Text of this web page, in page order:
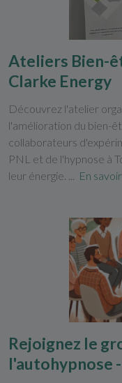
Ateliers Bien-
Clarke Energy
Découvrez l'atelier
l'amélioration du bien-
collaborateurs
PNL et de l'hypnose à
leur énergie. ...
En
Rejoignez le
l'autohypnose